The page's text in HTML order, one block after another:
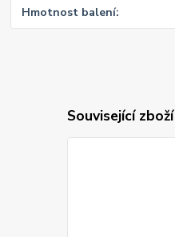
Hmotnost balení
Související zboží